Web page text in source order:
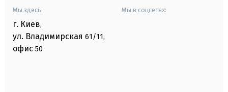
Мы здесь:
г. Киев,
ул. Владимирская 61/11,
офис 50
Мы в соцсетях: